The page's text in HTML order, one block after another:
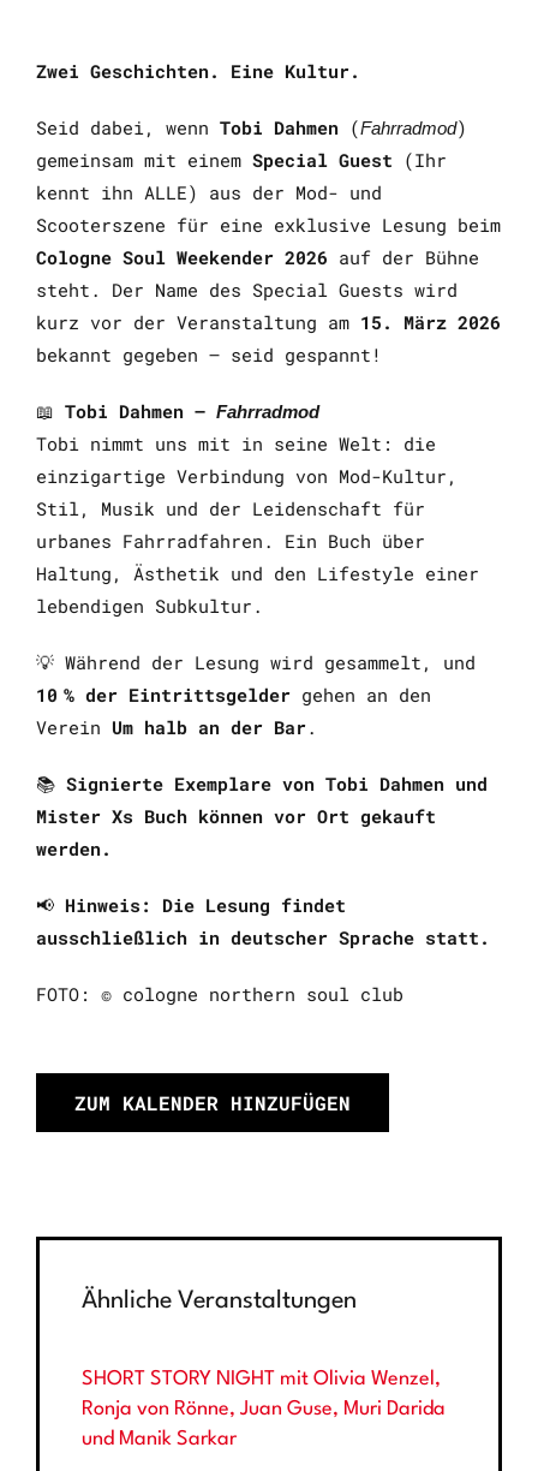
Zwei Geschichten. Eine Kultur.
Seid dabei, wenn Tobi Dahmen (Fahrradmod)
gemeinsam mit einem Special Guest (Ihr
kennt ihn ALLE) aus der Mod- und
Scooterszene für eine exklusive Lesung beim
Cologne Soul Weekender 2026 auf der Bühne
steht. Der Name des Special Guests wird
kurz vor der Veranstaltung am 15. März 2026
bekannt gegeben – seid gespannt!
📖 Tobi Dahmen – Fahrradmod
Tobi nimmt uns mit in seine Welt: die
einzigartige Verbindung von Mod-Kultur,
Stil, Musik und der Leidenschaft für
urbanes Fahrradfahren. Ein Buch über
Haltung, Ästhetik und den Lifestyle einer
lebendigen Subkultur.
💡 Während der Lesung wird gesammelt, und
10 % der Eintrittsgelder gehen an den
Verein Um halb an der Bar.
📚 Signierte Exemplare von Tobi Dahmen und
Mister Xs Buch können vor Ort gekauft
werden.
📢 Hinweis: Die Lesung findet
ausschließlich in deutscher Sprache statt.
FOTO: © cologne northern soul club
ZUM KALENDER HINZUFÜGEN
Ähnliche Veranstaltungen
SHORT STORY NIGHT mit Olivia Wenzel,
Ronja von Rönne, Juan Guse, Muri Darida
und Manik Sarkar